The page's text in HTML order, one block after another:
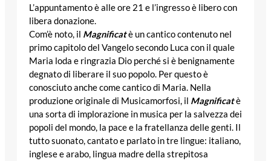
L’appuntamento è alle ore 21 e l’ingresso è libero con
libera donazione.
Com’è noto, il Magnificatè un cantico contenuto nel
primo capitolo del Vangelo secondo Luca con il quale
Maria loda e ringrazia Dio perché si è benignamente
degnato di liberare il suo popolo. Per questo è
conosciuto anche come cantico di Maria. Nella
produzione originale di Musicamorfosi, il Magnificatè
una sorta di implorazione in musica per la salvezza dei
popoli del mondo, la pace e la fratellanza delle genti. Il
tutto suonato, cantato e parlato in tre lingue: italiano,
inglese e arabo, lingua madre della strepitosa